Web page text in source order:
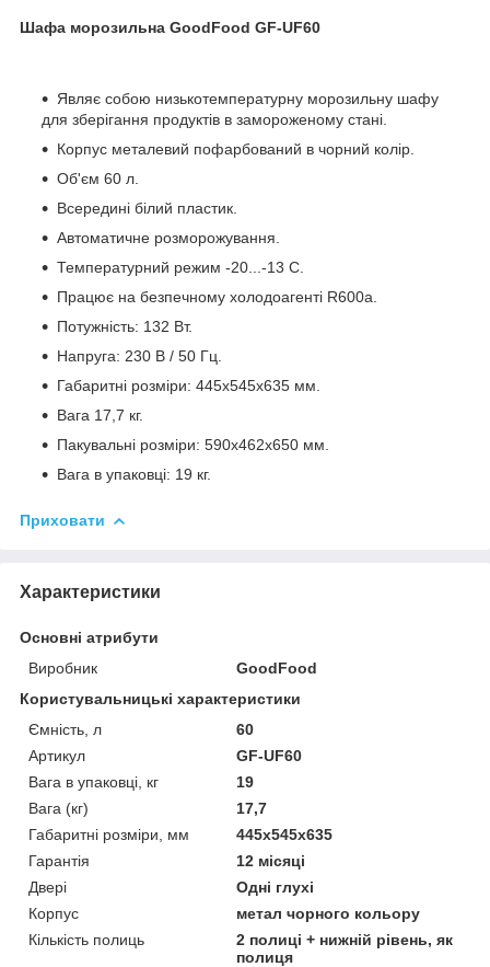
Шафа морозильна GoodFood GF-UF60
Являє собою низькотемпературну морозильну шафу
для зберігання продуктів в замороженому стані.
Корпус металевий пофарбований в чорний колір.
Об'єм 60 л.
Всередині білий пластик.
Автоматичне розморожування.
Температурний режим -20...-13 C.
Працює на безпечному холодоагенті R600а.
Потужність: 132 Вт.
Напруга: 230 В / 50 Гц.
Габаритні розміри: 445х545х635 мм.
Вага 17,7 кг.
Пакувальні розміри: 590х462х650 мм.
Вага в упаковці: 19 кг.
Приховати
Характеристики
Основні атрибути
Виробник
GoodFood
Користувальницькі характеристики
Ємність, л
60
Артикул
GF-UF60
Вага в упаковці, кг
19
Вага (кг)
17,7
Габаритні розміри, мм
445х545х635
Гарантія
12 місяці
Двері
Одні глухі
Корпус
метал чорного кольору
Кількість полиць
2 полиці + нижній рівень, як
полиця